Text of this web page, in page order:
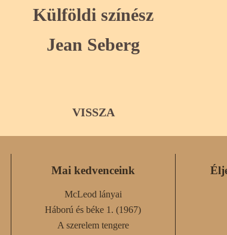
Külföldi színész
Jean Seberg
VISSZA
Mai kedvenceink
McLeod lányai
Háború és béke 1. (1967)
A szerelem tengere